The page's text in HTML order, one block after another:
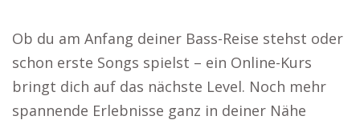
Ob du am Anfang deiner Bass-Reise stehst oder
schon erste Songs spielst – ein Online-Kurs
bringt dich auf das nächste Level. Noch mehr
spannende Erlebnisse ganz in deiner Nähe